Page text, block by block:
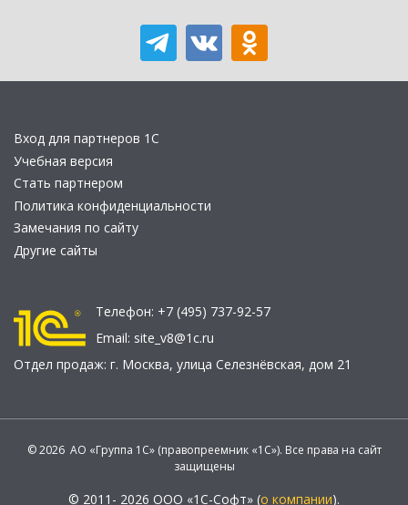
Вход для партнеров 1С
Учебная версия
Стать партнером
Политика конфиденциальности
Замечания по сайту
Другие сайты
Телефон: +7 (495) 737-92-57
Email: site_v8@1c.ru
Отдел продаж: г. Москва, улица Селезнёвская, дом 21
© 2026 АО «Группа 1С» (правопреемник «1С»). Все права на сайт
защищены
© 2011- 2026 ООО «1С-Софт» (о компании).